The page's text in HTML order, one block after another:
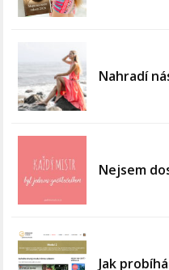
Nahradí
Nejsem
Jak